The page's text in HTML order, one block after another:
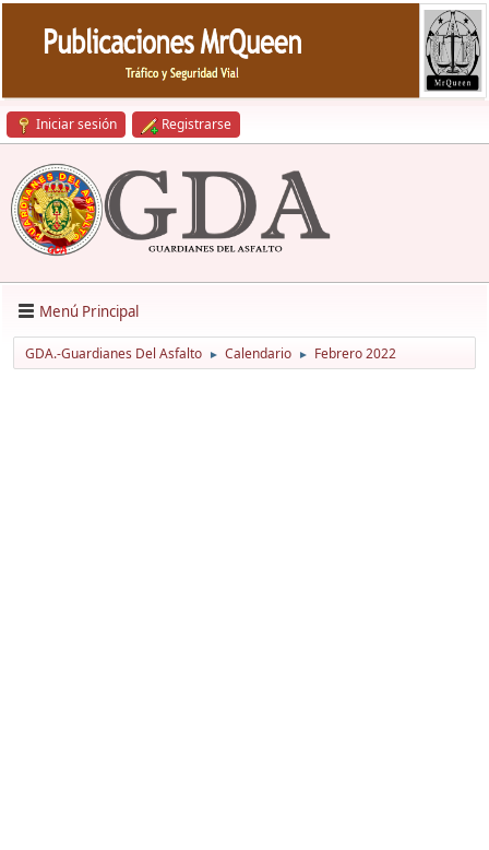
Iniciar sesión Registrarse
Menú Principal
GDA.-Guardianes Del Asfalto ► Calendario ► Febrero 2022